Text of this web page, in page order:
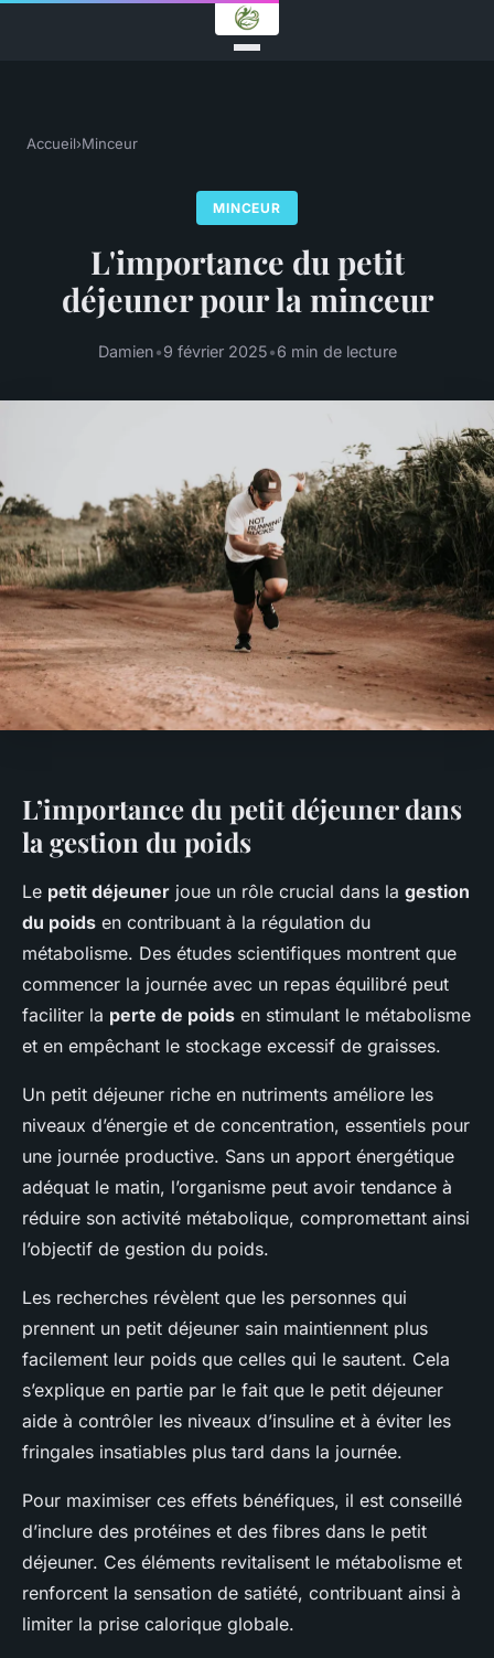
Accueil›Minceur
MINCEUR
L'importance du petit
déjeuner pour la minceur
Damien•9 février 2025•6 min de lecture
L’importance du petit déjeuner dans
la gestion du poids
Le petit déjeuner joue un rôle crucial dans la gestion
du poids en contribuant à la régulation du
métabolisme. Des études scientifiques montrent que
commencer la journée avec un repas équilibré peut
faciliter la perte de poids en stimulant le métabolisme
et en empêchant le stockage excessif de graisses.
Un petit déjeuner riche en nutriments améliore les
niveaux d’énergie et de concentration, essentiels pour
une journée productive. Sans un apport énergétique
adéquat le matin, l’organisme peut avoir tendance à
réduire son activité métabolique, compromettant ainsi
l’objectif de gestion du poids.
Les recherches révèlent que les personnes qui
prennent un petit déjeuner sain maintiennent plus
facilement leur poids que celles qui le sautent. Cela
s’explique en partie par le fait que le petit déjeuner
aide à contrôler les niveaux d’insuline et à éviter les
fringales insatiables plus tard dans la journée.
Pour maximiser ces effets bénéfiques, il est conseillé
d’inclure des protéines et des fibres dans le petit
déjeuner. Ces éléments revitalisent le métabolisme et
renforcent la sensation de satiété, contribuant ainsi à
limiter la prise calorique globale.